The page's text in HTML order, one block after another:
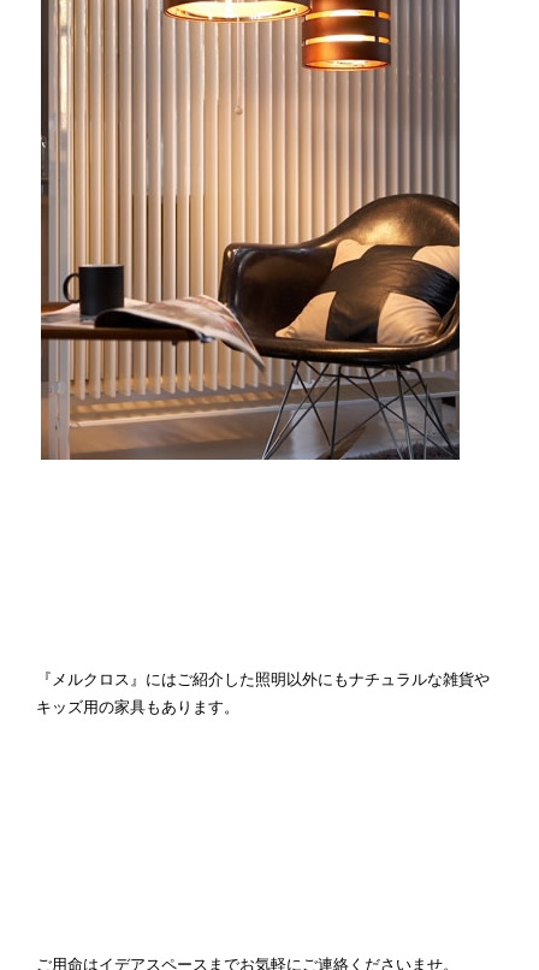
『メルクロス』にはご紹介した照明以外にもナチュラルな雑貨や
キッズ用の家具もあります。
ご用命はイデアスペースまでお気軽にご連絡くださいませ。